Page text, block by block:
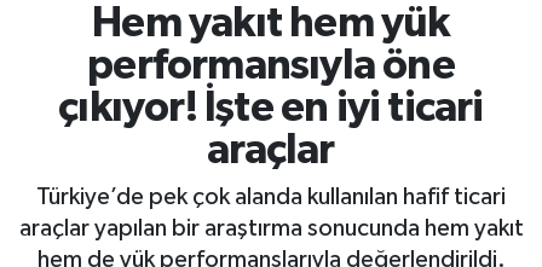
Hem yakıt hem yük
performansıyla öne
çıkıyor! İşte en iyi ticari
araçlar
Türkiye’de pek çok alanda kullanılan hafif ticari
araçlar yapılan bir araştırma sonucunda hem yakıt
hem de yük performanslarıyla değerlendirildi.